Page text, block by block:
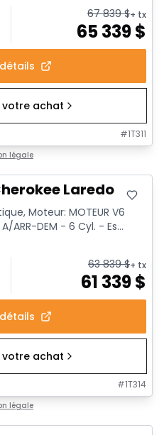
67 839$+ tx
65 339$
votre achat
#1T311
légale
Laredo
Moteur: MOTEUR V6
ARR-DEM - 6 Cyl. - Es...
63 839$+ tx
61 339$
votre achat
#1T314
légale